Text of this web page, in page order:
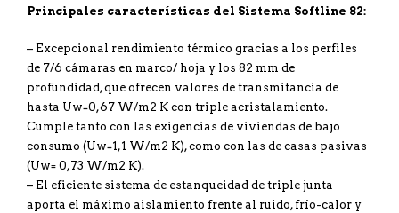
Principales características del Sistema Softline 82:
– Excepcional rendimiento térmico gracias a los perfiles
de 7/6 cámaras en marco/ hoja y los 82 mm de
profundidad, que ofrecen valores de transmitancia de
hasta Uw=0,67 W/m2 K con triple acristalamiento.
Cumple tanto con las exigencias de viviendas de bajo
consumo (Uw=1,1 W/m2 K), como con las de casas pasivas
(Uw= 0,73 W/m2 K).
– El eficiente sistema de estanqueidad de triple junta
aporta el máximo aislamiento frente al ruido, frío-calor y